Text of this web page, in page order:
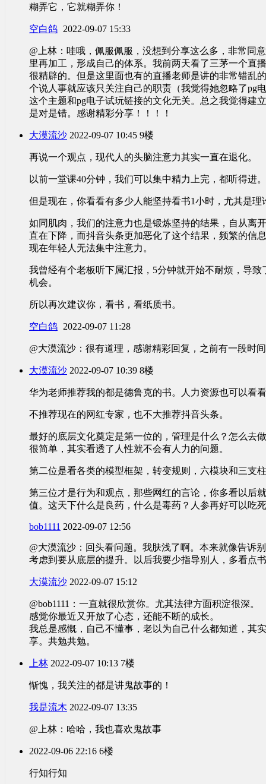
糊弄它，它就糊弄你！
空白鸽 2022-09-07 15:33
@上林：哇哦，佩服佩服，没想到分享这么多，非常同
里再加工，形成自己的体系。我前两天看了三茅一个直
很精辟的。但是这里面也有的直播老师是讲的非常错乱
个说人事就应该只关注自己的职责（我觉得她忽略了pg
这个主题和pg电子试玩链接的文化无关。总之我觉得建
是对是错。感谢精彩分享！！！！
大漠流沙 2022-09-07 10:45 9楼
再说一个观点，现代人的头脑注意力其实一直在退化。
以前一堂课40分钟，我们可以集中精力上完，都听得进
但是现在，你看看有多少人能坚持看书1小时，尤其是
如同肌肉，我们的注意力也是锻炼坚持的结果，自从离
直在下降，而抖音头条更加恶化了这个结果，频繁的信
现在年轻人无法集中注意力。
我曾经有个老板听下属汇报，5分钟就开始不耐烦，导
机会。
所以再次建议你，看书，看纸质书。
空白鸽 2022-09-07 11:28
@大漠流沙：很有道理，感谢精彩回复，之前有一段时
大漠流沙 2022-09-07 10:39 8楼
华为老师推荐我的都是德鲁克的书。人力资源也可以看
不推荐现在的网红专家，也不大推荐抖音头条。
最好的底层文化奠定是第一位的，管理是什么？怎么去
很简单，其实看透了人性就不会有人力的问题。
第二位是看各类的模型框架，转变规则，六模块和三支
第三位才是行为和观点，那些网红的言论，你多看以后
值。这天下什么是良药，什么是毒药？人参再好可以吃
bob1111 2022-09-07 12:56
@大漠流沙：回头看问题。我肤浅了啊。本来就像告诉
考虑到要从底层的提升。以后我要少指导别人，多看点书
大漠流沙 2022-09-07 15:12
@bob1111：一直就很欣赏你。尤其法律方面积淀很深。
感觉你最近又开放了心态，还能不断的成长。
我总是感慨，自己不懂事，老以为自己什么都知道，其
享。共勉共勉。
上林 2022-09-07 10:13 7楼
惭愧，我关注的都是讲鬼故事的！
我是流木 2022-09-07 13:35
@上林：哈哈，我也喜欢鬼故事
2022-09-06 22:16 6楼
行知行知